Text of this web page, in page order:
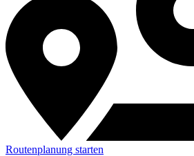
Routenplanung starten